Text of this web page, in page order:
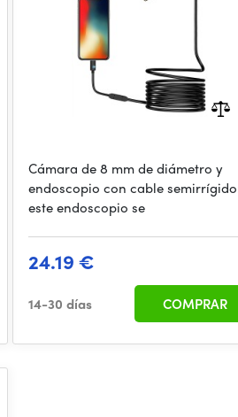
Cámara de 8 mm de diámetro y
endoscopio con cable
este endoscopio se
24.19 €
14-30 días COMPRAR